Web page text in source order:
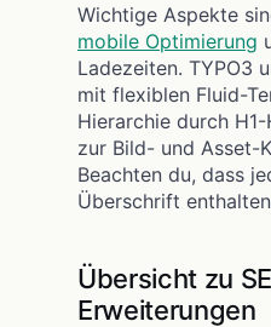
Wichtige Aspekte
mobile Optimierung
Ladezeiten. TYPO3
mit flexiblen Fluid-
Hierarchie durch
zur Bild- und Asset-
Beachten du, dass
Überschrift
Übersicht zu
Erweiterungen